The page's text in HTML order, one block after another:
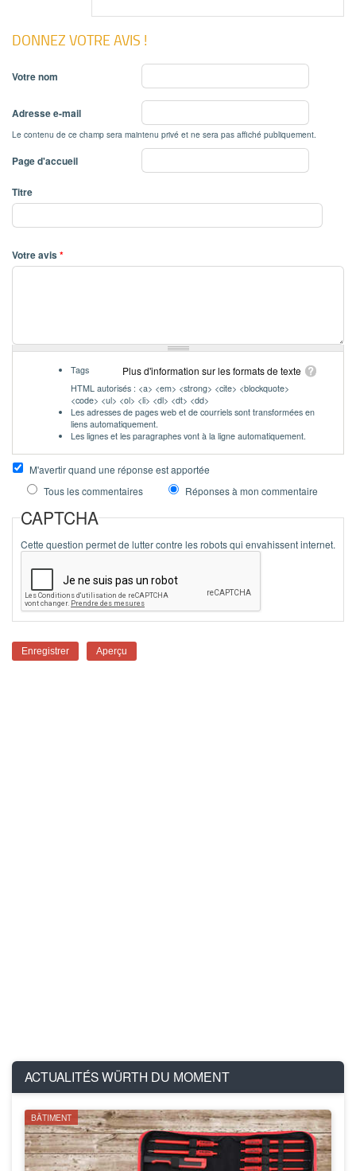
DONNEZ VOTRE AVIS !
Votre nom
Adresse e-mail
Le contenu de ce champ sera maintenu privé et ne sera pas affiché publiquement.
Page d'accueil
Titre
Votre avis*
Plus d'information sur les formats de texte
Tags
HTML autorisés : <a> <em> <strong> <cite> <blockquote>
<code> <ul> <ol> <li> <dl> <dt> <dd>
Les adresses de pages web et de courriels sont transformées en
liens automatiquement.
Les lignes et les paragraphes vont à la ligne automatiquement.
M'avertir quand une réponse est apportée
Tous les commentaires
Réponses à mon commentaire
CAPTCHA
Cette question permet de lutter contre les robots qui envahissent internet.
ACTUALITÉS WÜRTH DU MOMENT
BÂTIMENT